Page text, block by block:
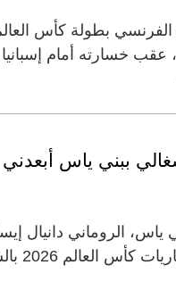
عقب خسارته أمام
ببني ياس
الروماني دانيال
من